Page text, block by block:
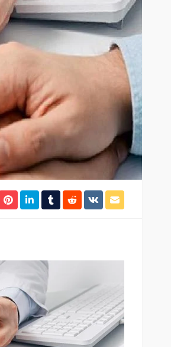
toplatma kararı